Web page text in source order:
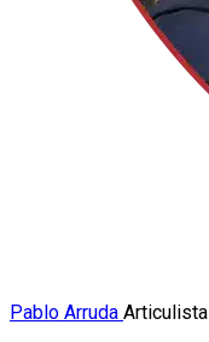
Pablo Arruda Articulista